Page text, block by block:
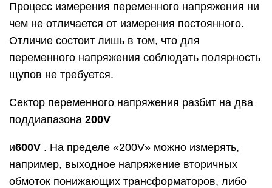
Процесс измерения переменного напряжения ни
чем не отличается от измерения постоянного.
Отличие состоит лишь в том, что для
переменного напряжения соблюдать полярность
щупов не требуется.
Сектор переменного напряжения разбит на два
поддиапазона 200V
и600V . На пределе «200V» можно измерять,
например, выходное напряжение вторичных
обмоток понижающих трансформаторов, либо